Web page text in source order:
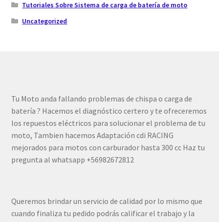
Tutoriales Sobre Sistema de carga de batería de moto
Uncategorized
Tu Moto anda fallando problemas de chispa o carga de
batería ? Hacemos el diagnóstico certero y te ofreceremos
los repuestos eléctricos para solucionar el problema de tu
moto, Tambien hacemos Adaptación cdi RACING
mejorados para motos con carburador hasta 300 cc Haz tu
pregunta al whatsapp +56982672812
Queremos brindar un servicio de calidad por lo mismo que
cuando finaliza tu pedido podrás calificar el trabajo y la